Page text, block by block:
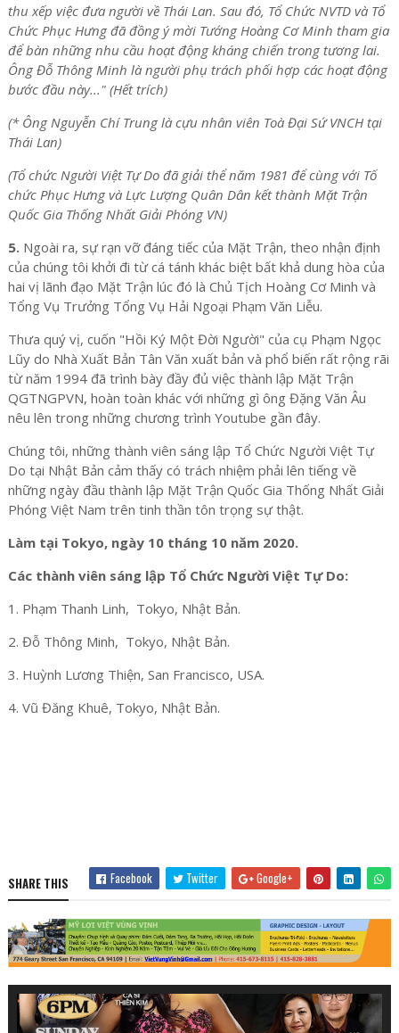
thu xếp việc đưa người về Thái Lan. Sau đó, Tổ Chức NVTD và Tổ
Chức Phục Hưng đã đồng ý mời Tướng Hoàng Cơ Minh tham gia
để bàn những nhu cầu hoạt động kháng chiến trong tương lai.
Ông Đỗ Thông Minh là người phụ trách phối hợp các hoạt động
bước đầu này..." (Hết trích)
(* Ông Nguyễn Chí Trung là cựu nhân viên Toà Đại Sứ VNCH tại
Thái Lan)
(Tổ chức Người Việt Tự Do đã giải thể năm 1981 để cùng với Tố
chức Phục Hưng và Lực Lượng Quân Dân kết thành Mặt Trận
Quốc Gia Thống Nhất Giải Phóng VN)
5. Ngoài ra, sự rạn vỡ đáng tiếc của Mặt Trận, theo nhận định
của chúng tôi khởi đi từ cá tánh khác biệt bất khả dung hòa của
hai vị lãnh đạo Mặt Trận lúc đó là Chủ Tịch Hoàng Cơ Minh và
Tổng Vụ Trưởng Tổng Vụ Hải Ngoại Phạm Văn Liễu.
Thưa quý vị, cuốn "Hồi Ký Một Đời Người" của cụ Phạm Ngọc
Lũy do Nhà Xuất Bản Tân Văn xuất bản và phổ biến rất rộng rãi
từ năm 1994 đã trình bày đầy đủ việc thành lập Mặt Trận
QGTNGPVN, hoàn toàn khác với những gì ông Đặng Văn Âu
nêu lên trong những chương trình Youtube gần đây.
Chúng tôi, những thành viên sáng lập Tổ Chức Người Việt Tự
Do tại Nhật Bản cảm thấy có trách nhiệm phải lên tiếng về
những ngày đầu thành lập Mặt Trận Quốc Gia Thống Nhất Giải
Phóng Việt Nam trên tinh thần tôn trọng sự thật.
Làm tại Tokyo, ngày 10 tháng 10 năm 2020.
Các thành viên sáng lập Tổ Chức Người Việt Tự Do:
1. Phạm Thanh Linh, Tokyo, Nhật Bản.
2. Đỗ Thông Minh, Tokyo, Nhật Bản.
3. Huỳnh Lương Thiện, San Francisco, USA.
4. Vũ Đăng Khuê, Tokyo, Nhật Bản.
SHARE THIS Facebook Twitter Google+